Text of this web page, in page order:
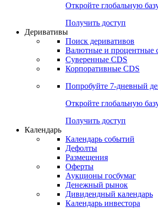
Откройте глобальную
Получить доступ
Деривативы
Поиск деривативов
Валютные и процентные
Суверенные CDS
Корпоративные CDS
Попробуйте 7-дневный
Откройте глобальную
Получить доступ
Календарь
Календарь событий
Дефолты
Размещения
Оферты
Аукционы госбумаг
Денежный рынок
Дивидендный календарь
Календарь инвестора